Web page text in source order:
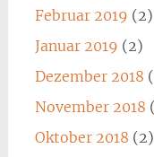
Februar 2019 (2)
Januar 2019 (2)
Dezember 2018
November 2018
Oktober 2018 (2)